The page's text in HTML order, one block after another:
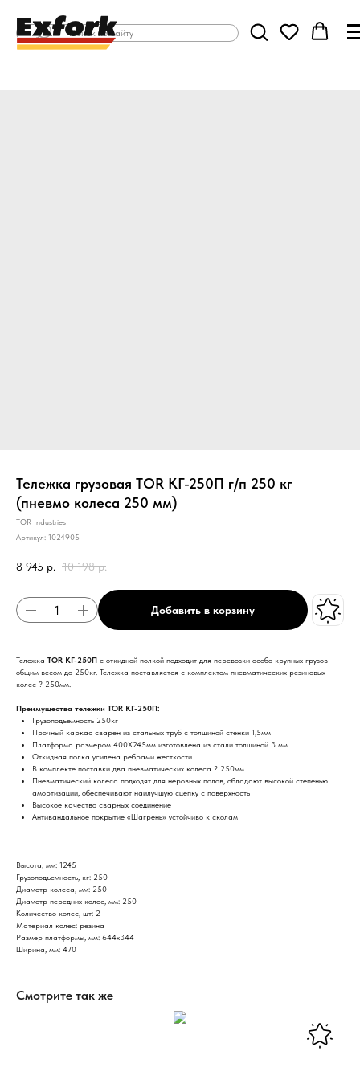
Тележка грузовая TOR КГ-250П г/п 250 кг
(пневмо колеса 250 мм)
TOR Industries
Артикул: 1024905
8 945 р. 10 198 р.
Добавить в корзину
Тележка TOR КГ-250П с откидной полкой подходит для перевозки особо крупных грузов
общим весом до 250кг. Тележка поставляется с комплектом пневматических резиновых
колес ? 250мм.
Преимущества тележки TOR КГ-250П:
Грузоподъемность 250кг
Прочный каркас сварен из стальных труб с толщиной стенки 1,5мм
Платформа размером 400Х245мм изготовлена из стали толщиной 3 мм
Откидная полка усилена ребрами жесткости
В комплекте поставки два пневматических колеса ? 250мм
Пневматический колеса подходят для неровных полов, обладают высокой степенью
амортизации, обеспечивают наилучшую сцепку с поверхность
Высокое качество сварных соединение
Антивандальное покрытие «Шагрень» устойчиво к сколам
Высота, мм: 1245
Грузоподъемность, кг: 250
Диаметр колеса, мм: 250
Диаметр передних колес, мм: 250
Количество колес, шт: 2
Материал колес: резина
Размер платформы, мм: 644х344
Ширина, мм: 470
Смотрите так же